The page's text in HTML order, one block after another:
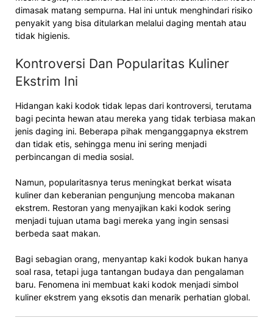
dimasak matang sempurna. Hal ini untuk menghindari risiko
penyakit yang bisa ditularkan melalui daging mentah atau
tidak higienis.
Kontroversi Dan Popularitas Kuliner
Ekstrim Ini
Hidangan kaki kodok tidak lepas dari kontroversi, terutama
bagi pecinta hewan atau mereka yang tidak terbiasa makan
jenis daging ini. Beberapa pihak menganggapnya ekstrem
dan tidak etis, sehingga menu ini sering menjadi
perbincangan di media sosial.
Namun, popularitasnya terus meningkat berkat wisata
kuliner dan keberanian pengunjung mencoba makanan
ekstrem. Restoran yang menyajikan kaki kodok sering
menjadi tujuan utama bagi mereka yang ingin sensasi
berbeda saat makan.
Bagi sebagian orang, menyantap kaki kodok bukan hanya
soal rasa, tetapi juga tantangan budaya dan pengalaman
baru. Fenomena ini membuat kaki kodok menjadi simbol
kuliner ekstrem yang eksotis dan menarik perhatian global.